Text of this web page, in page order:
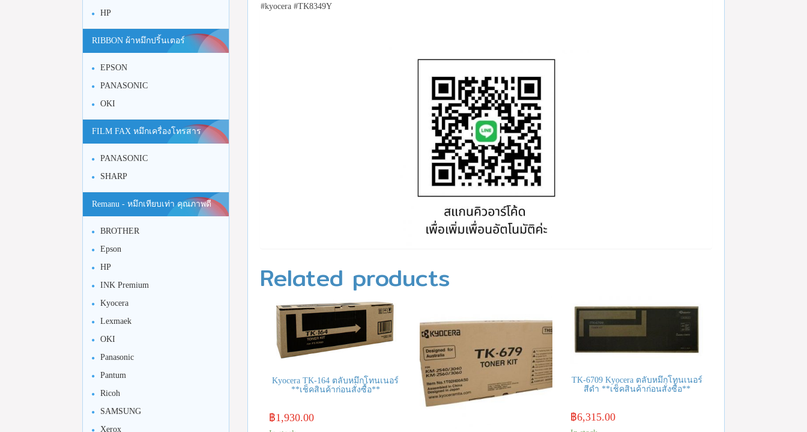
#kyocera #TK8349Y
Related products
Kyocera TK-164 ตลับหมึกโทนเนอร์
**เช็คสินค้าก่อนสั่งซื้อ**
฿1,930.00
TK-6709 Kyocera ตลับหมึกโทนเนอร์
สีดำ **เช็คสินค้าก่อนสั่งซื้อ**
฿6,315.00
HP
RIBBON ผ้าหมึกปริ้นเตอร์
EPSON
PANASONIC
OKI
FILM FAX หมึกเครื่องโทรสาร
PANASONIC
SHARP
Remanu - หมึกเทียบเท่า คุณภาพดี
BROTHER
Epson
HP
INK Premium
Kyocera
Lexmaek
OKI
Panasonic
Pantum
Ricoh
SAMSUNG
Xerox